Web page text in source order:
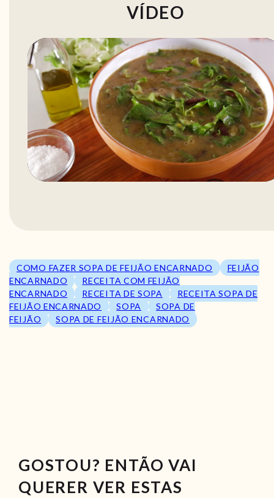
VÍDEO
COMO FAZER SOPA DE FEIJÃO ENCARNADO
FEIJÃO
ENCARNADO
RECEITA COM FEIJÃO
ENCARNADO
RECEITA DE SOPA
RECEITA SOPA DE
FEIJÃO ENCARNADO
SOPA
SOPA DE
FEIJÃO
SOPA DE FEIJÃO ENCARNADO
GOSTOU? ENTÃO VAI
QUERER VER ESTAS